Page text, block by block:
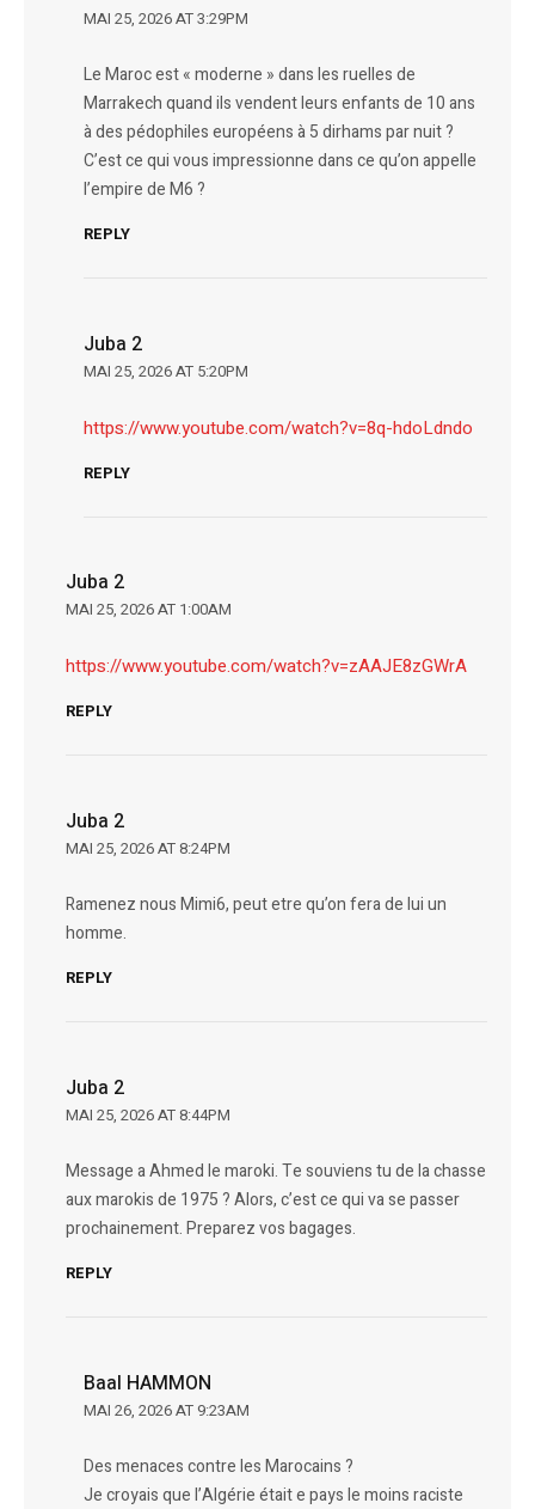
MAI 25, 2026 AT 3:29PM
Le Maroc est « moderne » dans les ruelles de
Marrakech quand ils vendent leurs enfants de 10 ans
à des pédophiles européens à 5 dirhams par nuit ?
C’est ce qui vous impressionne dans ce qu’on appelle
l’empire de M6 ?
REPLY
Juba 2
MAI 25, 2026 AT 5:20PM
https://www.youtube.com/watch?v=8q-hdoLdndo
REPLY
Juba 2
MAI 25, 2026 AT 1:00AM
https://www.youtube.com/watch?v=zAAJE8zGWrA
REPLY
Juba 2
MAI 25, 2026 AT 8:24PM
Ramenez nous Mimi6, peut etre qu’on fera de lui un
homme.
REPLY
Juba 2
MAI 25, 2026 AT 8:44PM
Message a Ahmed le maroki. Te souviens tu de la chasse
aux marokis de 1975 ? Alors, c’est ce qui va se passer
prochainement. Preparez vos bagages.
REPLY
Baal HAMMON
MAI 26, 2026 AT 9:23AM
Des menaces contre les Marocains ?
Je croyais que l’Algérie était e pays le moins raciste